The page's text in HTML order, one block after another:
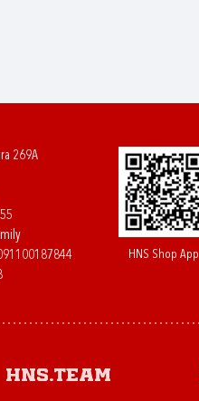
269A
HNS Shop App
HNS.team